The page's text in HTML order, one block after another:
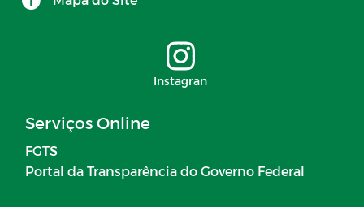
Instagran
Serviços Online
FGTS
Portal da Transparência do Governo Federal